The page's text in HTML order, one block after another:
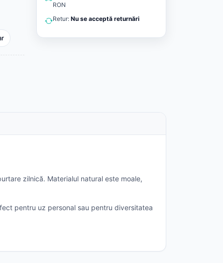
RON
Retur: Nu se acceptă returnări
zilnică. Materialul natural este moale,
pentru uz personal sau pentru diversitatea